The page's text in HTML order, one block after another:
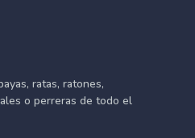
ratas, ratones,
o perreras de todo el